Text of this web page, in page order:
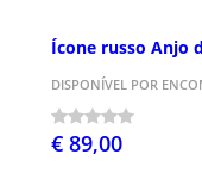
Ícone russo Anjo
DISPONÍVEL POR
€ 89,00